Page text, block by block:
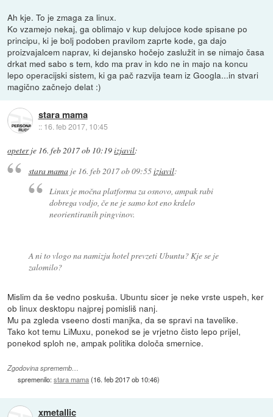
Ah kje. To je zmaga za linux.
Ko vzamejo nekaj, ga oblimajo v kup delujoce kode spisane po
principu, ki je bolj podoben pravilom zaprte kode, ga dajo
proizvajalcem naprav, ki dejansko hočejo zaslužit in se nimajo časa
drkat med sabo s tem, kdo ma prav in kdo ne in majo na koncu
lepo operacijski sistem, ki ga pač razvija team iz Googla...in stvari
magično začnejo delat :)
stara mama
:: 16. feb 2017, 10:45
opeterje 16. feb 2017 ob 10:19izjavil:
stara mamaje 16. feb 2017 ob 09:55izjavil:
Linux je močna platforma za osnovo, ampak rabi
dobrega vodjo, če ne je samo kot eno krdelo
neorientiranih pingvinov.
A ni to vlogo na namizju hotel prevzeti Ubuntu? Kje se je
zalomilo?
Mislim da še vedno poskuša. Ubuntu sicer je neke vrste uspeh, ker
ob linux desktopu najprej pomisliš nanj.
Mu pa zgleda vseeno dosti manjka, da se spravi na tavelike.
Tako kot temu LiMuxu, ponekod se je vrjetno čisto lepo prijel,
ponekod sploh ne, ampak politika določa smernice.
Zgodovina sprememb…
spremenilo:stara mama(16. feb 2017 ob 10:46)
xmetallic